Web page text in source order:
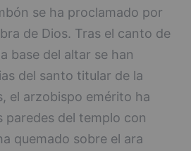
se ha proclamado por
de Dios. Tras el canto de
base del altar se han
del santo titular de la
el arzobispo emérito ha
paredes del templo con
quemado sobre el ara